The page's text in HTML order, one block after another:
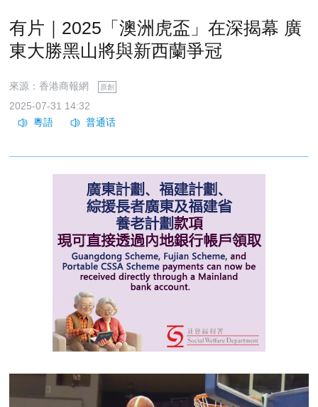
有片｜2025「澳洲虎盃」在深揭幕 廣
東大勝黑山將與新西蘭爭冠
來源：香港商報網 原創
2025-07-31 14:32